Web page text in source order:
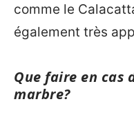
comme le
également très
Que faire en cas
marbre?